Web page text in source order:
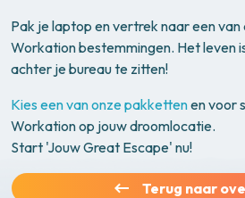
Pak je laptop en vertrek naar een
Workation bestemmingen. Het leven
achter je bureau te zitten!
Kies een van onze pakkettenen voor
Workation op jouw droomlocatie.
Start 'Jouw Great Escape' nu!
Terug naar